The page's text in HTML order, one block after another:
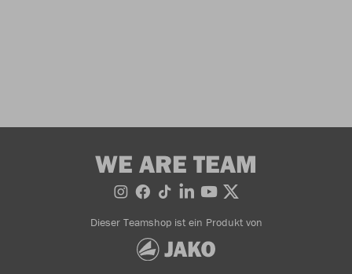
WE ARE TEAM
Dieser Teamshop ist ein Produkt von